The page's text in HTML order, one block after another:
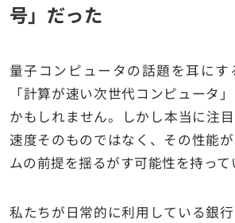
号」だった
量子コンピュータの話題を耳にす
「計算が速い次世代コンピュータ
かもしれません。しかし本当に注
速度そのものではなく、その性能
ムの前提を揺るがす可能性を持って
私たちが日常的に利用している銀